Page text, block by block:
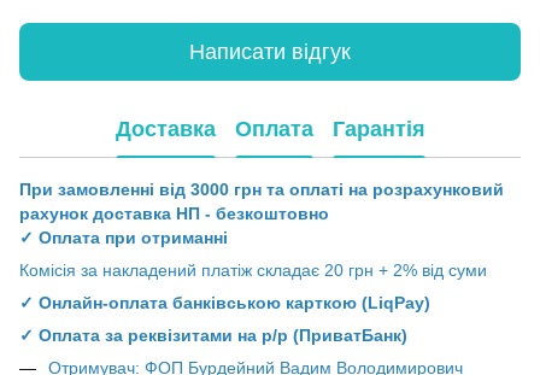
Написати відгук
Доставка Оплата Гарантія
При замовленні від 3000 грн та оплаті на розрахунковий
рахунок доставка НП - безкоштовно
✓ Оплата при отриманні
Комісія за накладений платіж складає 20 грн + 2% від суми
✓ Онлайн-оплата банківською карткою (LiqPay)
✓ Оплата за реквізитами на р/р (ПриватБанк)
Отримувач: ФОП Бурдейний Вадим Володимирович